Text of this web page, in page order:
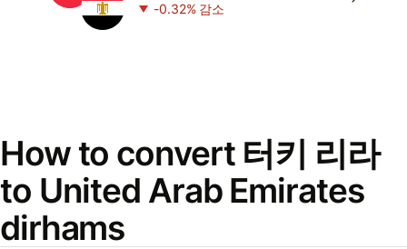
-0.32% 감소
How to convert 터키 리라
to United Arab Emirates
dirhams